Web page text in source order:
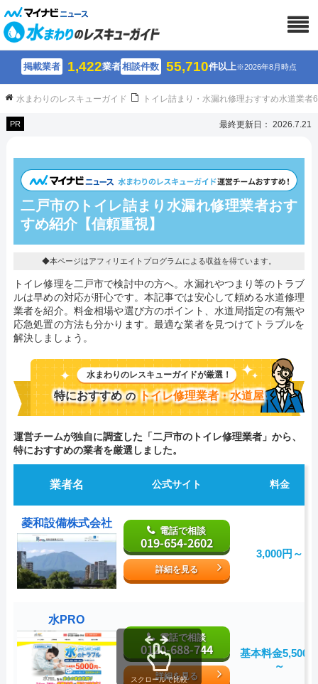
掲載業者 1,422業者相談件数 55,710件以上※2026年8月時点
水まわりのレスキューガイド トイレ詰まり・水漏れ修理おすすめ水道業
PR 最終更新日： 2026.7.21
二戸市のトイレ詰まり水漏れ修理業者おす
すめ紹介【信頼重視】
◆本ページはアフィリエイトプログラムによる収益を得ています。
トイレ修理を二戸市で検討中の方へ。水漏れやつまり等のトラブ
ルは早めの対応が肝心です。本記事では安心して頼める水道修理
業者を紹介。料金相場や選び方のポイント、水道局指定の有無や
応急処置の方法も分かります。最適な業者を見つけてトラブルを
解決しましょう。
水まわりのレスキューガイドが厳選！
特におすすめ の トイレ修理業者・水道屋
運営チームが独自に調査した「二戸市のトイレ修理業者」から、
特におすすめの業者を厳選しました。
業者名 公式サイト 料金
菱和設備株式会社
電話で相談
019-654-2602
詳細を見る
3,000円～
水PRO
電話で相談
0120-688-744
詳細を見る
基本料金5,500
～
スクロールで比較